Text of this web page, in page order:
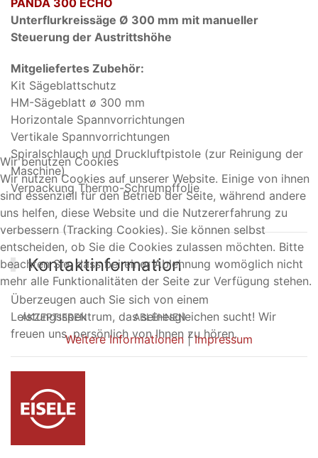
PANDA 300 ECHO
Unterflurkreissäge Ø 300 mm mit manueller
Steuerung der Austrittshöhe
Mitgeliefertes Zubehör:
Kit Sägeblattschutz
HM-Sägeblatt ø 300 mm
Horizontale Spannvorrichtungen
Vertikale Spannvorrichtungen
Spiralschlauch und Druckluftpistole (zur Reinigung der
Maschine)
Verpackung Thermo-Schrumpffolie
Kontaktinformation
Überzeugen auch Sie sich von einem
Leistungsspektrum, das seinesgleichen sucht! Wir
freuen uns, persönlich von Ihnen zu hören.
Wir benutzen Cookies
Wir nutzen Cookies auf unserer Website. Einige von ihnen
sind essenziell für den Betrieb der Seite, während andere
uns helfen, diese Website und die Nutzererfahrung zu
verbessern (Tracking Cookies). Sie können selbst
entscheiden, ob Sie die Cookies zulassen möchten. Bitte
beachten Sie, dass bei einer Ablehnung womöglich nicht
mehr alle Funktionalitäten der Seite zur Verfügung stehen.
AKZEPTIEREN ABLEHNEN
Weitere Informationen |Impressum